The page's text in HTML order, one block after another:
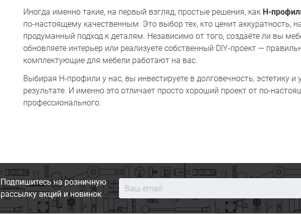
Иногда именно такие, на первый взгляд, простые решения, как H-
по-настоящему качественным. Это выбор тех, кто ценит аккуратность,
продуманный подход к деталям. Независимо от того, создаёте ли вы
обновляете интерьер или реализуете собственный DIY-проект —
комплектующие для мебели работают на вас.
Выбирая H-профили у нас, вы инвестируете в долговечность, эстетику и
результате. И именно это отличает просто хороший проект от по-
профессионального.
Подпишитесь на розничную
рассылку акций и новинок